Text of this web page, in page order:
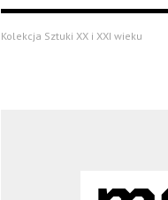
Kolekcja Sztuki XX i XXI wieku